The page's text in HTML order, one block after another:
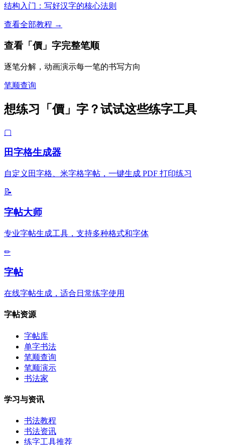
结构入门：写好汉字的核心法则
查看全部教程 →
查看「價」字完整笔顺
逐笔分解，动画演示每一笔的书写方向
笔顺查询
想练习「價」字？试试这些练字工具
▢
田字格生成器
自定义田字格、米字格字帖，一键生成 PDF 打印练习
📝
字帖大师
专业字帖生成工具，支持多种格式和字体
✏
字帖
在线字帖生成，适合日常练字使用
字帖资源
字帖库
单字书法
笔顺查询
笔顺演示
书法家
学习与资讯
书法教程
书法资讯
练字工具推荐